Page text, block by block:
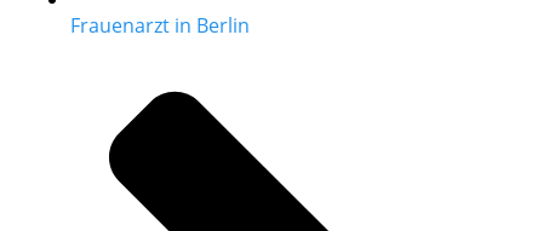
Frauenarzt in Berlin